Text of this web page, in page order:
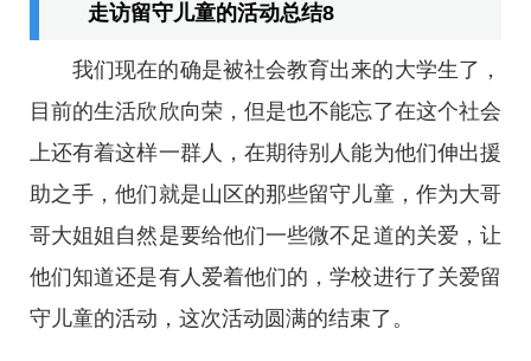
走访留守儿童的活动总结8
我们现在的确是被社会教育出来的大学生了，
目前的生活欣欣向荣，但是也不能忘了在这个社会
上还有着这样一群人，在期待别人能为他们伸出援
助之手，他们就是山区的那些留守儿童，作为大哥
哥大姐姐自然是要给他们一些微不足道的关爱，让
他们知道还是有人爱着他们的，学校进行了关爱留
守儿童的活动，这次活动圆满的结束了。